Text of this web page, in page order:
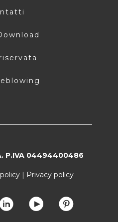
P.IVA 04494400486
| Privacy policy